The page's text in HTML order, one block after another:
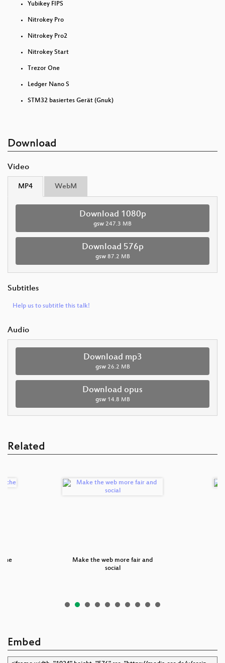
Yubikey FIPS
Nitrokey Pro
Nitrokey Pro2
Nitrokey Start
Trezor One
Ledger Nano S
STM32 basiertes Gerät (Gnuk)
Download
Video
MP4 WebM
Download 1080p
gsw 247.3 MB
Download 576p
gsw 87.2 MB
Subtitles
Help us to subtitle this talk!
Audio
Download mp3
gsw 26.2 MB
Download opus
gsw 14.8 MB
Related
Make the web more fair and
social
Embed